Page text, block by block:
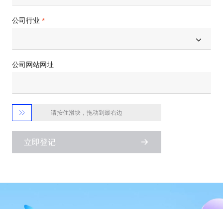
公司行业
公司网站网址
 请按住滑块，拖动到最右边
立即登记